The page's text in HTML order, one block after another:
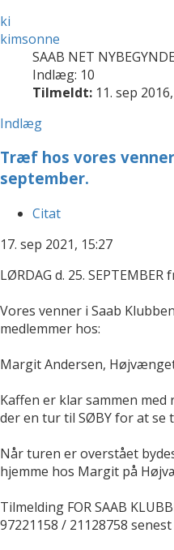
ki
kimsonne
SAAB NET
Indlæg: 10
Tilmeldt: 11. sep
Indlæg
Træf hos vores venner
september.
Citat
17. sep 2021, 15:27
LØRDAG d. 25. SEPTEMBER
Vores venner i Saab
medlemmer hos:
Margit Andersen,
Kaffen er klar sammen
der en tur til SØBY for at se
Når turen er overstået
hjemme hos Margit på
Tilmelding FOR SAAB
97221158 / 21128758